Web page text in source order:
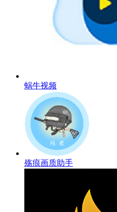
蜗牛视频
殇痕画质助手